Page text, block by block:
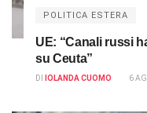
POLITICA ESTERA
UE: “Canali russi
su Ceuta”
DI IOLANDA CUOMO 6